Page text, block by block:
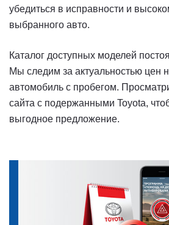
убедиться в исправности и
выбранного авто.
Каталог доступных моделей
Мы следим за актуальностью цен
автомобиль с пробегом.
сайта с подержанными Toyota,
выгодное предложение.